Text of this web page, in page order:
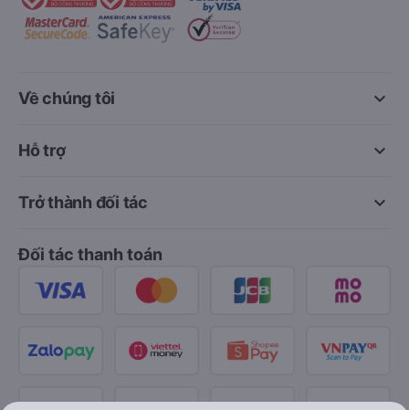
keyboard_arrow_down
Về chúng tôi
keyboard_arrow_down
Hỗ trợ
keyboard_arrow_down
Trở thành đối tác
Đối tác thanh toán